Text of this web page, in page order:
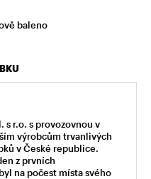
baleno
s r.o. s provozovnou v
výrobcům trvanlivých
v České republice.
z prvních
na počest místa svého